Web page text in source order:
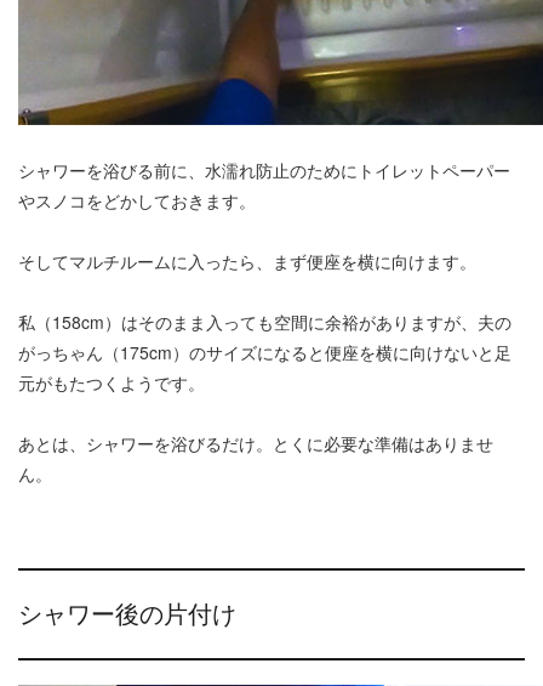
シャワーを浴びる前に、水濡れ防止のためにトイレットペーパー
やスノコをどかしておきます。
そしてマルチルームに入ったら、まず便座を横に向けます。
私（158cm）はそのまま入っても空間に余裕がありますが、夫の
がっちゃん（175cm）のサイズになると便座を横に向けないと足
元がもたつくようです。
あとは、シャワーを浴びるだけ。とくに必要な準備はありませ
ん。
シャワー後の片付け